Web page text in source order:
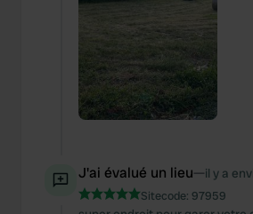
J'ai évalué un lieu—il y a
Sitecode: 97959